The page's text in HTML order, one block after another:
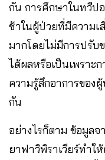
กัน การศึกษาในทวีปอ
ช้าในผู้ป่วยที่มีความเ
มากโดยไม่มีการปรับ
ได้ผลหรือเป็นเพราะ
ความรู้สึกอาการของ
กัน
อย่างไรก็ตาม ข้อมูล
ยาฟาวิพิราเวียร์ทำใ